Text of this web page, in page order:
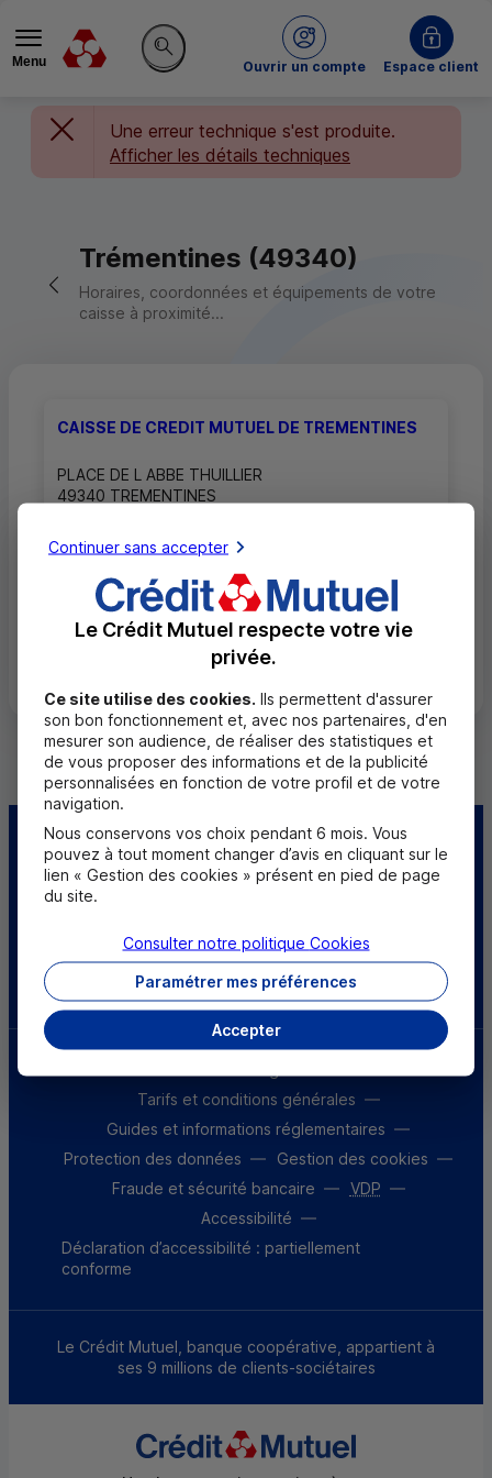
Menu
Rechercher sur le site
Ouvrir un compte
du Crédit MutuelEspace client
Une erreur technique s'est produite.
Afficher les détails techniques
Retour vers la page précédente
Trémentines (49340)
Horaires, coordonnées et équipements de votre
caisse à proximité...
CAISSE DE CREDIT MUTUEL DE TREMENTINES
PLACE DE L ABBE THUILLIER
49340 TREMENTINES
Fermé, ouvre mardi à 9h00
Toutes les localités
Centre d'aide Trouver une caisse
Trouver un point
Télécharger l'application
Tarifs et conditions générales
Guides et informations réglementaires
Protection des données
Gestion des cookies
Fraude et sécurité bancaire
VDP
Accessibilité
Déclaration d’accessibilité : partiellement
conforme
Le Crédit Mutuel, banque coopérative, appartient à
ses 9 millions de clients-sociétaires
Continuer sans accepter
Le Crédit Mutuel respecte votre vie
privée.
Ce site utilise des cookies. Ils permettent d'assurer
son bon fonctionnement et, avec nos partenaires, d'en
mesurer son audience, de réaliser des statistiques et
de vous proposer des informations et de la publicité
personnalisées en fonction de votre profil et de votre
navigation.
Nous conservons vos choix pendant 6 mois. Vous
pouvez à tout moment changer d’avis en cliquant sur le
lien « Gestion des cookies » présent en pied de page
du site.
Accepter
Paramétrer mes préférences
Consulter notre politique Cookies